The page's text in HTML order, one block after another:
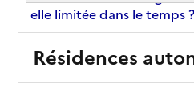
elle limitée dans le temps ?
Résidences